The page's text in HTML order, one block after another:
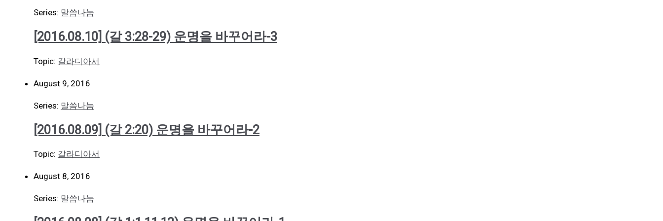
Series: 말씀나눔
[2016.08.10] (갈 3:28-29) 운명을 바꾸어라-3
Topic: 갈라디아서
August 9, 2016
Series: 말씀나눔
[2016.08.09] (갈 2:20) 운명을 바꾸어라-2
Topic: 갈라디아서
August 8, 2016
Series: 말씀나눔